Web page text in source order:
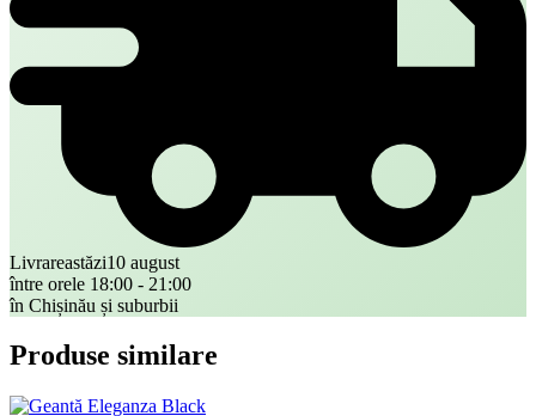
Livrareastăzi10 august
între orele 18:00 - 21:00
în Chișinău și suburbii
Produse similare